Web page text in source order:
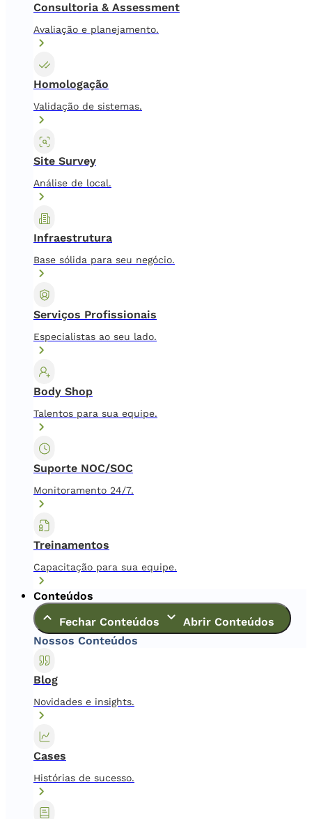
Consultoria & Assessment
Avaliação e planejamento.
Homologação
Validação de sistemas.
Site Survey
Análise de local.
Infraestrutura
Base sólida para seu negócio.
Serviços Profissionais
Especialistas ao seu lado.
Body Shop
Talentos para sua equipe.
Suporte NOC/SOC
Monitoramento 24/7.
Treinamentos
Capacitação para sua equipe.
Conteúdos
Fechar Conteúdos
Abrir Conteúdos
Nossos Conteúdos
Blog
Novidades e insights.
Cases
Histórias de sucesso.